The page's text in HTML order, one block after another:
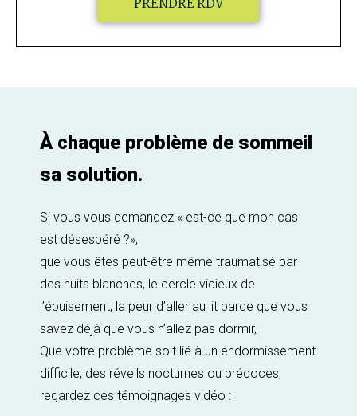
PRENDRE RDV
À chaque problème de sommeil
sa solution.
Si vous vous demandez « est-ce que mon cas
est désespéré ?»,
que vous êtes peut-être même traumatisé par
des nuits blanches, le cercle vicieux de
l’épuisement, la peur d’aller au lit parce que vous
savez déjà que vous n’allez pas dormir,
Que votre problème soit lié à un endormissement
difficile, des réveils nocturnes ou précoces,
regardez ces témoignages vidéo :